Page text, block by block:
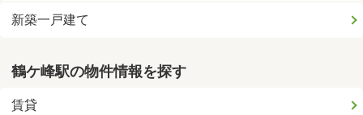
新築一戸建て
鶴ケ峰駅の物件情報を探す
賃貸